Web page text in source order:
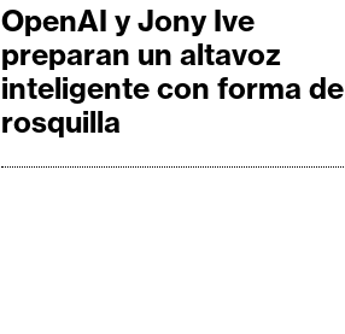
OpenAI y Jony Ive
preparan un altavoz
inteligente con forma de
rosquilla